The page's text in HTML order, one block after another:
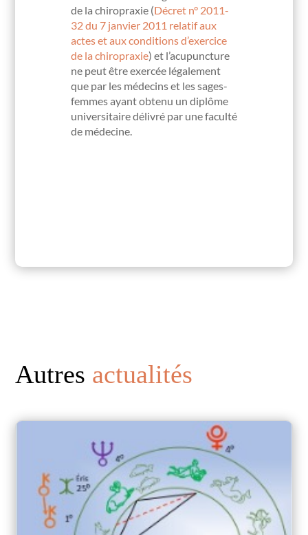
de la chiropraxie (Décret n° 2011-
32 du 7 janvier 2011 relatif aux
actes et aux conditions d’exercice
de la chiropraxie) et l’acupuncture
ne peut être exercée légalement
que par les médecins et les sages-
femmes ayant obtenu un diplôme
universitaire délivré par une faculté
de médecine.
Autres actualités